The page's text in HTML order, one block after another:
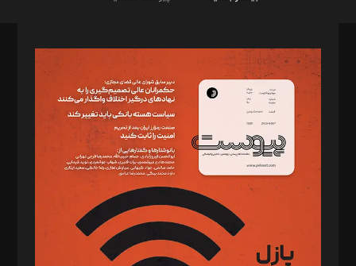
مدیر مسئول: محمدباقر اثنی‌عشری
سردبیر: مهرک محمودی
دبیر تحریریه: میثم قاسمی
د‌بیر ناداستان: سمانه سمیع
د‌بیر خدمت و تجارت: ابوالفضل رجبی
د‌بیر حقوق فناوری: حسام‌الدین ایپکچی
د‌بیر پیوست جهان: مینا پاکدل
د‌بیر تحریریه آنلاین: بابک نقاش
تحریریه‌: مجتبی محمود‌ی، آرش برهمند، یسنا امان‌پور، سروش کرمیان،
مصطفی مسجدی آرانی، ابوالفضل رجبی، زهرا فکرانه، فائزه فتحی